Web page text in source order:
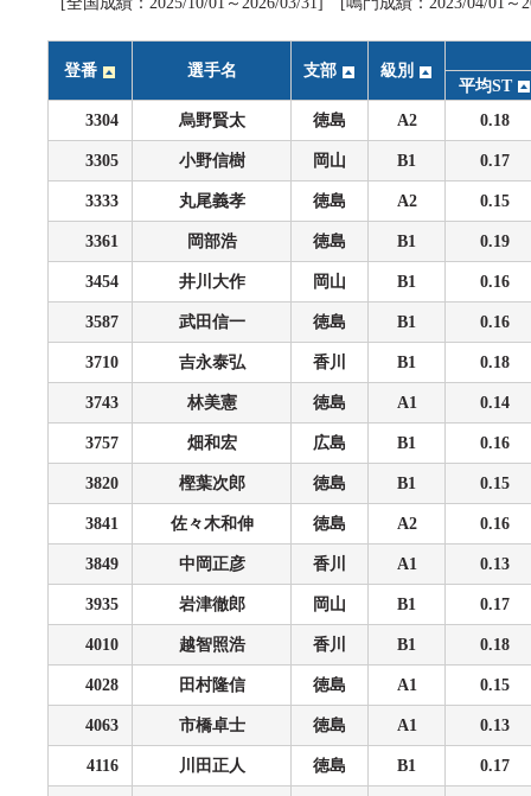
登番 選手名 支部
級別
平均ST
3304
烏野賢太 徳島 A2 0.18
3305 小野信樹 岡山 B1 0.17
3333 丸尾義孝 徳島 A2 0.15
3361 岡部浩 徳島 B1 0.19
3454 井川大作 岡山 B1 0.16
3587 武田信一 徳島 B1 0.16
3710 吉永泰弘 香川 B1 0.18
3743 林美憲 徳島 A1 0.14
3757 畑和宏 広島 B1 0.16
3820 樫葉次郎 徳島 B1 0.15
3841 佐々木和伸 徳島 A2 0.16
3849 中岡正彦 香川 A1 0.13
3935 岩津徹郎 岡山 B1 0.17
4010 越智照浩 香川 B1 0.18
4028 田村隆信 徳島 A1 0.15
4063 市橋卓士 徳島 A1 0.13
4116 川田正人 徳島 B1 0.17